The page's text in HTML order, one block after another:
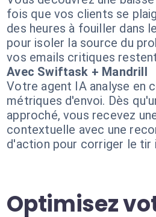
fois que vos clients se
des heures à fouiller dans
pour isoler la source du
vos emails critiques
Avec Swiftask + Mandrill
Votre agent IA analyse en
métriques d'envoi. Dès
approché, vous recevez
contextuelle avec une
d'action pour corriger le tir
Optimisez